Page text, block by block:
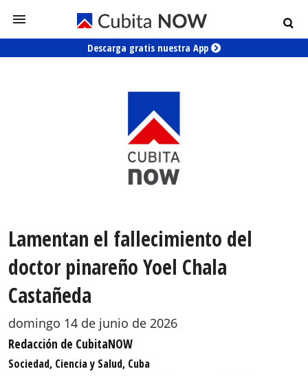
Descarga gratis nuestra App
Lamentan el fallecimiento del
doctor pinareño Yoel Chala
Castañeda
domingo 14 de junio de 2026
Redacción de CubitaNOW
Sociedad, Ciencia y Salud, Cuba